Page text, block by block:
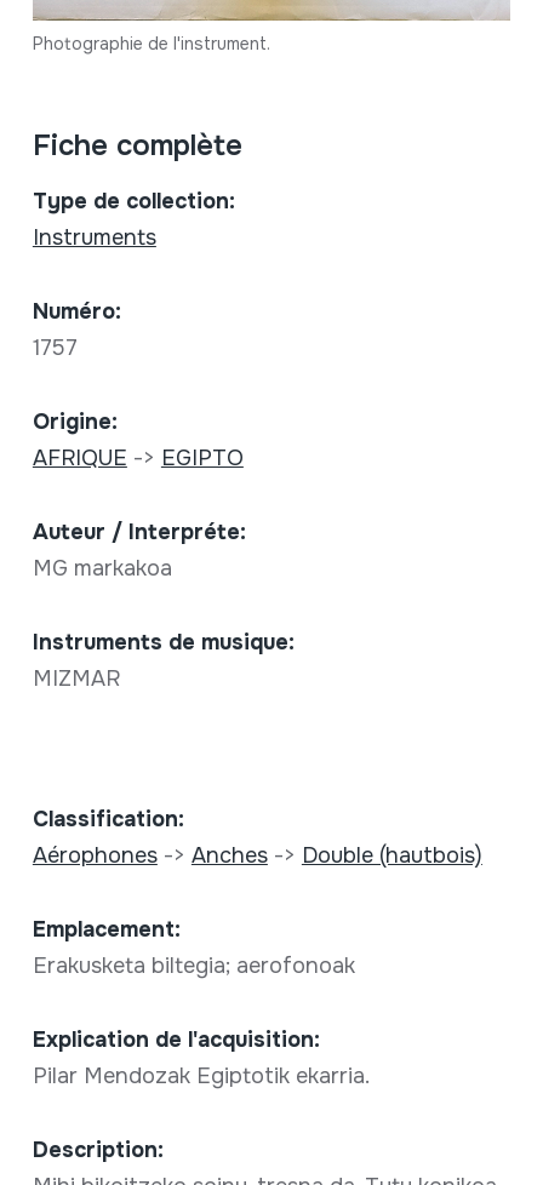
Photographie de l'instrument.
Fiche complète
Type de collection:
Instruments
Numéro:
1757
Origine:
AFRIQUE -> EGIPTO
Auteur / Interpréte:
MG markakoa
Instruments de musique:
MIZMAR
Classification:
Aérophones-> Anches-> Double (hautbois)
Emplacement:
Erakusketa biltegia; aerofonoak
Explication de l'acquisition:
Pilar Mendozak Egiptotik ekarria.
Description: